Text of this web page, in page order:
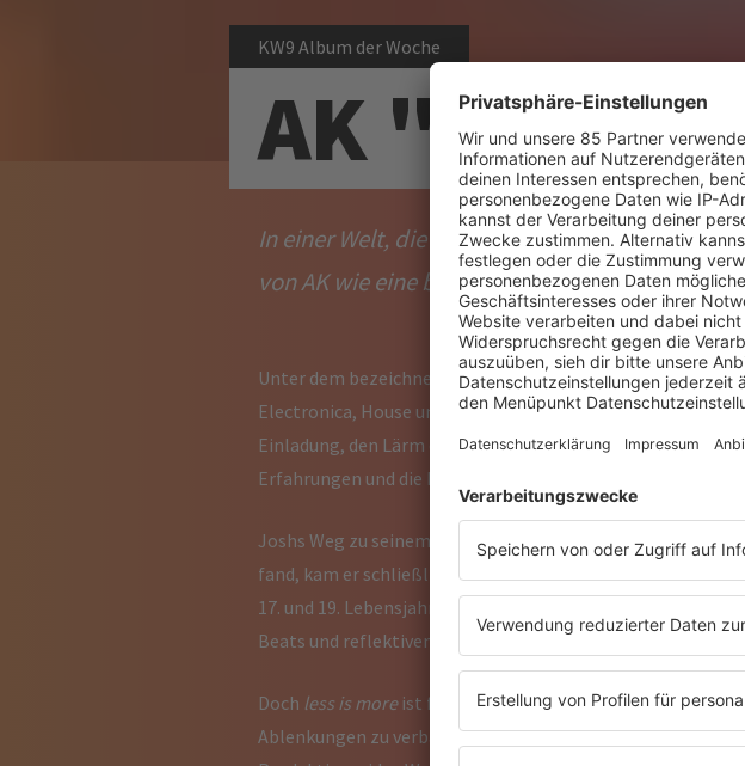
KW9 Album der Woche
AK "LESS
In einer Welt, die von ständiger Erreichbarkeit
von AK wie eine bewusste Atempause.
Unter dem bezeichnenden Titelless is morehat der
Electronica, House und sanften Ambient-Klängen
Einladung, den Lärm der Welt für einen Moment
Erfahrungen und die Menschen, die unser Leben erfüllen.
Joshs Weg zu seinem jetzigen Sound war ein Prozess.
fand, kam er schließlich über einen Freund zur
17. und 19. Lebensjahr begann sich jener Stil zu festigen,
Beats und reflektiven, ruhigen Momenten atmet.
Doch less is moreist für Josh vor allem ein privates Credo.
Ablenkungen zu verbannen und Prioritäten neu zu ordnen.